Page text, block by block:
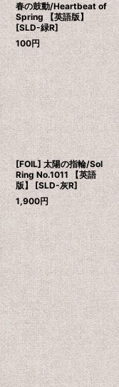
春の鼓動/Heartbeat of
Spring 【英語版】
[SLD-緑R]
100円
[FOIL] 太陽の指輪/Sol
Ring No.1011 【英語
版】 [SLD-灰R]
1,900円